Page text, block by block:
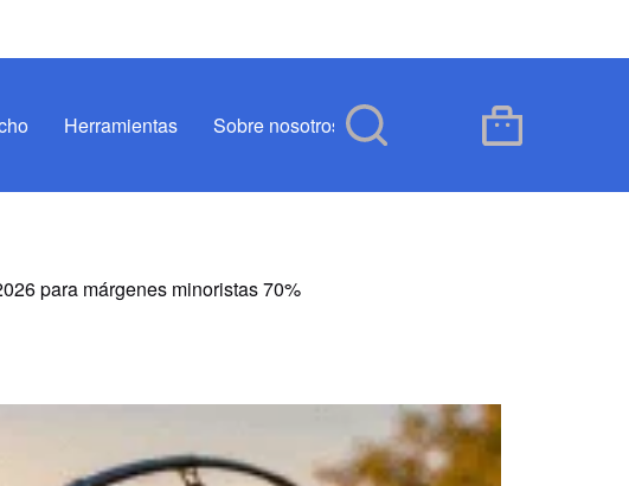
Herramientas Sobre nosotros Blog Contacto
Carro
compra
para márgenes minoristas 70%